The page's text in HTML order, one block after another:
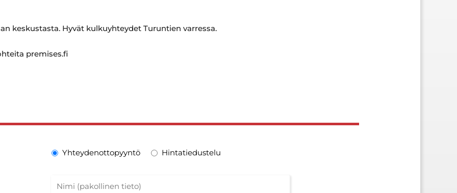
keskustasta. Hyvät kulkuyhteydet Turuntien varressa.
premises.fi
Yhteydenottopyyntö Hintatiedustelu